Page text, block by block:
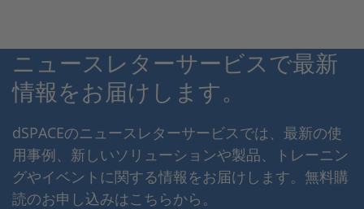
ニュースレターサービスで最新
情報をお届けします。
dSPACEのニュースレターサービスでは、最新の使
用事例、新しいソリューションや製品、トレーニン
グやイベントに関する情報をお届けします。無料購
読のお申し込みはこちらから。